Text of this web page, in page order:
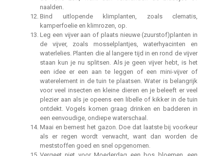
naalden.
Bind uitlopende klimplanten, zoals clematis,
kamperfoelie en klimrozen, op.
Leg een vijver aan of plaats nieuwe (zuurstof)planten in
de vijver, zoals mosselplantjes, waterhyacinten en
waterlelies. Planten die al langere tijd in en rond de vijver
staan kun je nu splitsen. Als je geen vijver hebt, is het
een idee er een aan te leggen of een mini-vijver of
waterelement in de tuin te plaatsen. Water is belangrijk
voor veel insecten en kleine dieren en je beleeft er veel
plezier aan als je opeens een libelle of kikker in de tuin
ontdekt. Vogels komen graag drinken en badderen in
een eenvoudige, ondiepe waterschaal.
Maai en bemest het gazon. Doe dat laatste bij voorkeur
als er regen wordt verwacht, want dan worden de
meststoffen goed en snel opgenomen.